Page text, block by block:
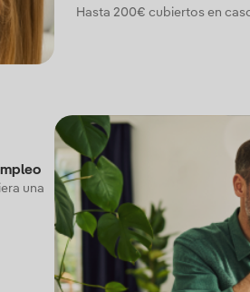
Hasta 200€ cubiertos en
una